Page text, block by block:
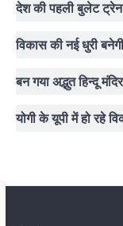
देश की पहली बुलेट ट्रेन
विकास की नई धुरी
बन गया अद्भुत हिन्दू
योगी के यूपी में हो रहे